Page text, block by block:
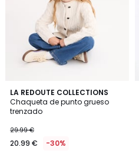
LA REDOUTE COLLECTIONS
Chaqueta de punto grueso
trenzado
29.99 €
20.99 € -30%